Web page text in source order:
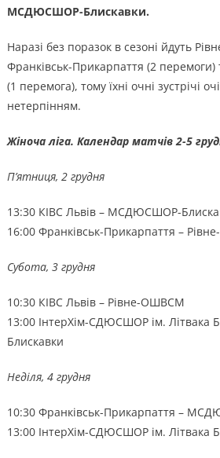
МСДЮСШОР-Блискавки.
Наразі без поразок в сезоні йдуть
Франківськ-Прикарпаття (2 перемоги)
(1 перемога), тому їхні очні зустрічі
нетерпінням.
Жіноча ліга. Календар матчів 2-5
П’ятниця, 2 грудня
13:30 КІВС Львів – МСДЮСШОР-
16:00 Франківськ-Прикарпаття –
Субота, 3 грудня
10:30 КІВС Львів – Рівне-ОШВСМ
13:00 ІнтерХім-СДЮСШОР ім.
Блискавки
Неділя, 4 грудня
10:30 Франківськ-Прикарпаття –
13:00 ІнтерХім-СДЮСШОР ім. Літвака